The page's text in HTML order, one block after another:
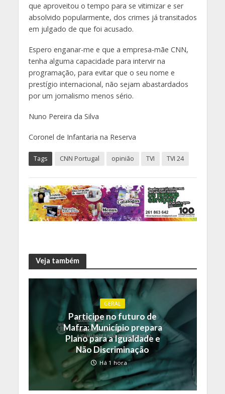
que aproveitou o tempo para se vitimizar e ser
absolvido popularmente, dos crimes já transitados
em julgado de que foi acusado.
Espero enganar-me e que a empresa-mãe CNN,
tenha alguma capacidade para intervir na
programação, para evitar que o seu nome e
prestígio internacional, não sejam abastardados
por um jornalismo menos sério.
Nuno Pereira da Silva
Coronel de Infantaria na Reserva
Tags CNN Portugal opinião TVI TVI 24
Veja também
GERAL
Participe no futuro de
Mafra: Município prepara
Plano para a Igualdade e
Não Discriminação
Há 1 hora